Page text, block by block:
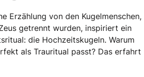
Erzählung von den Kugelmenschen,
getrennt wurden, inspiriert ein
die Hochzeitskugeln. Warum
als Trauritual passt? Das erfahrt